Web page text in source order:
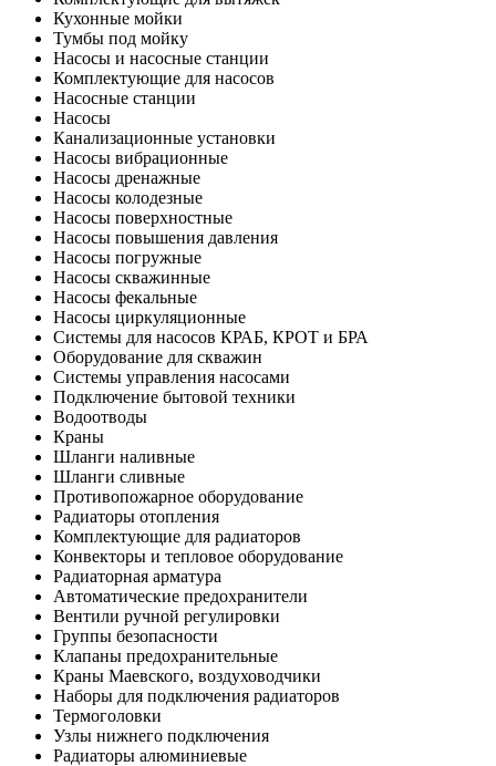
Кухонные мойки
Тумбы под мойку
Насосы и насосные станции
Комплектующие для насосов
Насосные станции
Насосы
Канализационные установки
Насосы вибрационные
Насосы дренажные
Насосы колодезные
Насосы поверхностные
Насосы повышения давления
Насосы погружные
Насосы скважинные
Насосы фекальные
Насосы циркуляционные
Системы для насосов КРАБ, КРОТ и БРА
Оборудование для скважин
Системы управления насосами
Подключение бытовой техники
Водоотводы
Краны
Шланги наливные
Шланги сливные
Противопожарное оборудование
Радиаторы отопления
Комплектующие для радиаторов
Конвекторы и тепловое оборудование
Радиаторная арматура
Автоматические предохранители
Вентили ручной регулировки
Группы безопасности
Клапаны предохранительные
Краны Маевского, воздуховодчики
Наборы для подключения радиаторов
Термоголовки
Узлы нижнего подключения
Радиаторы алюминиевые